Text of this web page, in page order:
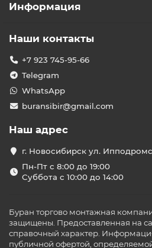
Информация
Наши контакты
+7 923 745-95-66
Telegram
WhatsApp
buransibir@gmail.com
Наш адрес
г. Новосибирск ул.
Пн-Пт с 8:00 до 19:00
Суббота с 10:00 до 14:00
Буран торгово монтажная
защищены. Предоставленная на
справочный характер.
публичной офертой,